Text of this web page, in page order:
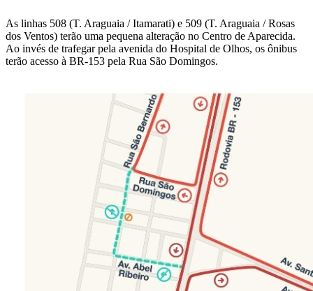
As linhas 508 (T. Araguaia / Itamarati) e 509 (T. Araguaia / Rosas
dos Ventos) terão uma pequena alteração no Centro de Aparecida.
Ao invés de trafegar pela avenida do Hospital de Olhos, os ônibus
terão acesso à BR-153 pela Rua São Domingos.